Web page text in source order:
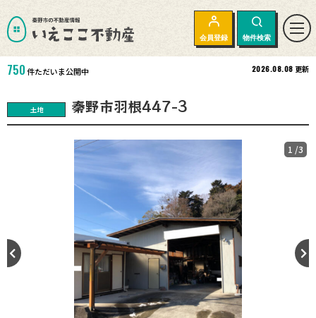
会員登録 物件検索
750件ただいま公開中 2026.08.08 更新
土地 秦野市羽根447-3
1 /3